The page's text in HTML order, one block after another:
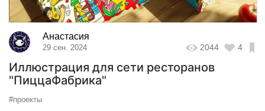
Анастасия
29 сен. 2024 2044 4
Иллюстрация для сети ресторанов
"ПиццаФабрика"
#проекты